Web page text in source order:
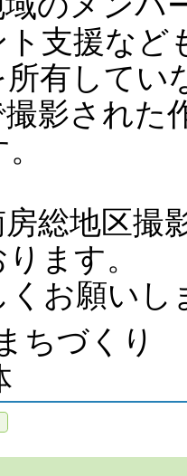
支援など
有してい
影された
総地区撮
ます。
くお願いし
ちづくり